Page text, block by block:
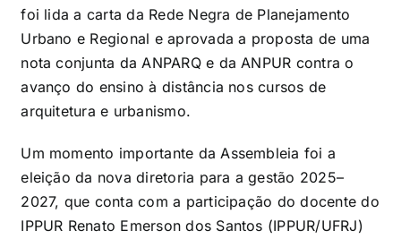
foi lida a carta da Rede Negra de Planejamento
Urbano e Regional e aprovada a proposta de uma
nota conjunta da ANPARQ e da ANPUR contra o
avanço do ensino à distância nos cursos de
arquitetura e urbanismo.
Um momento importante da Assembleia foi a
eleição da nova diretoria para a gestão 2025–
2027, que conta com a participação do docente do
IPPUR Renato Emerson dos Santos (IPPUR/UFRJ)